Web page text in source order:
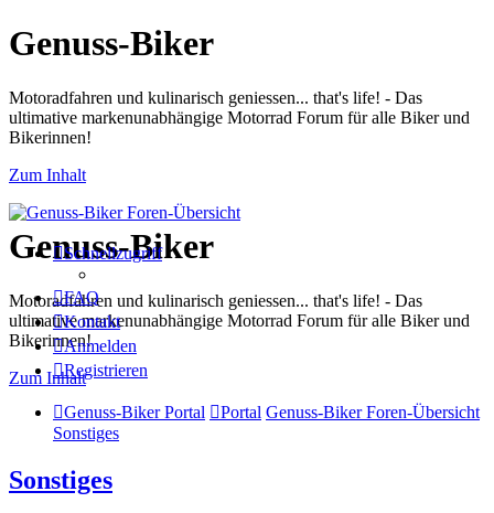
Genuss-Biker
Motoradfahren und kulinarisch geniessen... that's life! - Das
ultimative markenunabhängige Motorrad Forum für alle Biker und
Bikerinnen!
Zum Inhalt
Genuss-Biker
Motoradfahren und kulinarisch geniessen... that's life! - Das
ultimative markenunabhängige Motorrad Forum für alle Biker und
Bikerinnen!
Zum Inhalt
Schnellzugriff
FAQ
Kontakt
Anmelden
Registrieren
Genuss-Biker Portal Portal Genuss-Biker Foren-Übersicht
Sonstiges
Sonstiges